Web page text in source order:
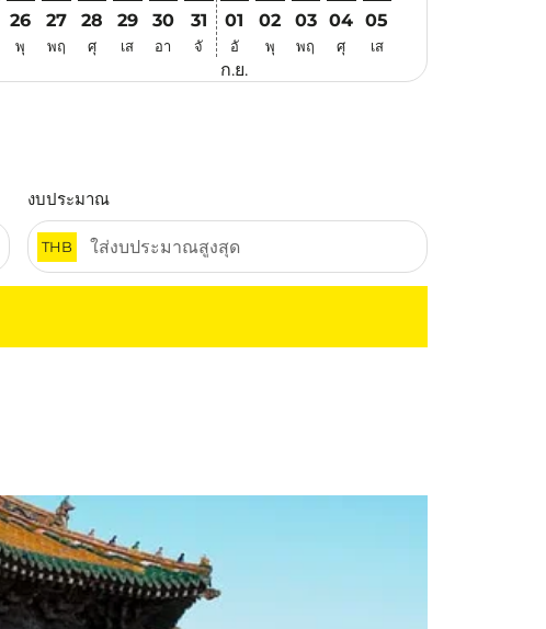
26
พุ
27
พฤ
28
ศุ
29
เส
30
อา
31
จั
01
อั
ก.ย.
02
พุ
03
พฤ
04
ศุ
05
เส
งบประมาณ
THB